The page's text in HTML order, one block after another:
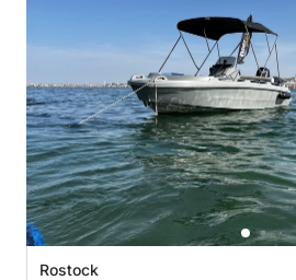
Rostock